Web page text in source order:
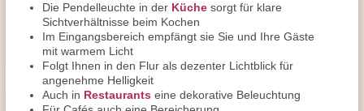
Die Pendelleuchte in der Küche sorgt für klare
Sichtverhältnisse beim Kochen
Im Eingangsbereich empfängt sie Sie und Ihre Gäste
mit warmem Licht
Folgt Ihnen in den Flur als dezenter Lichtblick für
angenehme Helligkeit
Auch in Restaurants eine dekorative Beleuchtung